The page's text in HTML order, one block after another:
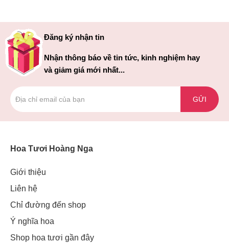
Đăng ký nhận tin
Nhận thông báo về tin tức, kinh nghiệm hay
và giảm giá mới nhất...
GỬI
Hoa Tươi Hoàng Nga
Giới thiệu
Liên hệ
Chỉ đường đến shop
Ý nghĩa hoa
Shop hoa tươi gần đây